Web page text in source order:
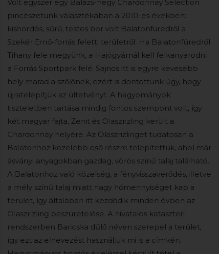
Volt egyszer egy Balázs-hegy Chardonnay Selection
pincészetünk választékában a 2010-es években:
kishordós, sűrű, testes bor volt Balatonfüredről a
Szekér Ernő-forrás feletti területről. Ha Balatonfüredről
Tihany fele megyünk, a Hajógyárnál kell felkanyarodni
a Forrás Sportpark felé. Sajnos itt is egyre kevesebb
hely marad a szőlőnek, ezért is döntöttünk úgy, hogy
újratelepítjük az ültetvényt. A hagyományok
tiszteletben tartása mindig fontos szempont volt, így
két magyar fajta, Zenit és Olaszrizling került a
Chardonnay helyére. Az Olaszrizlinget tudatosan a
Balatonhoz közelebb eső részre telepítettük, ahol már
ásványi anyagokban gazdag, vörös színű talaj található.
A Balatonhoz való közelség, a fényvisszaverődés, illetve
a mély színű talaj miatt nagy hőmennyiséget kap a
terület, így általában itt kezdődik minden évben az
Olaszrizling beszüretelése. A hivatalos kataszteri
rendszerben Baricska dűlő néven szerepel a terület,
így ezt az elnevezést használjuk mi is a címkén.